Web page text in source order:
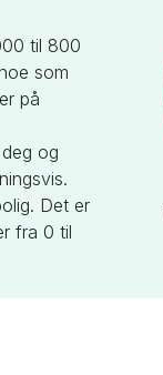
til 800
som
på
og
Det er
fra 0 til